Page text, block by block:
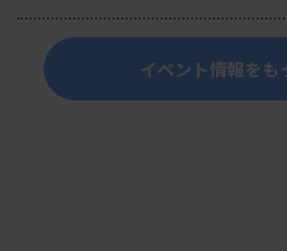
イベント情報をも